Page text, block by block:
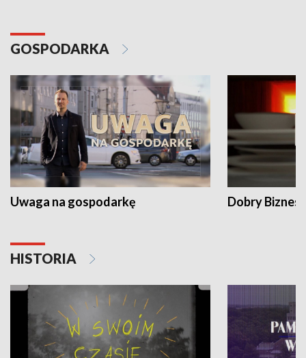
GOSPODARKA
Uwaga na gospodarkę Dobry Biznes
HISTORIA